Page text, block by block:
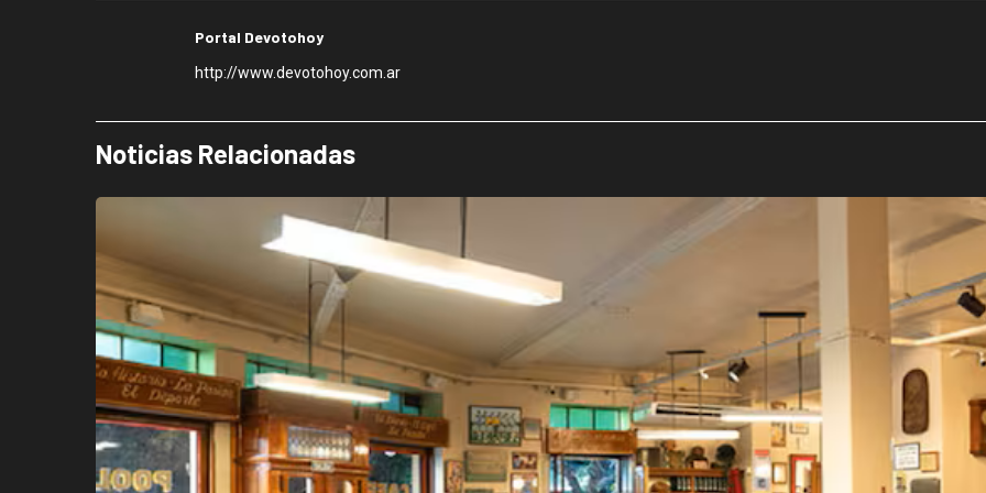
Portal Devotohoy
http://www.devotohoy.com.ar
Noticias Relacionadas